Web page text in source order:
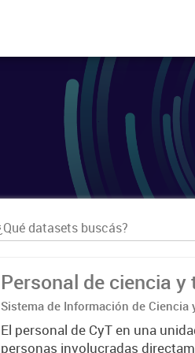
Personal de ciencia
Sistema de Información de Ciencia
El personal de CyT en una
personas involucradas